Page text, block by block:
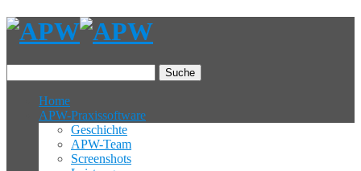
Suche
Home
APW-Praxissoftware
Geschichte
APW-Team
Screenshots